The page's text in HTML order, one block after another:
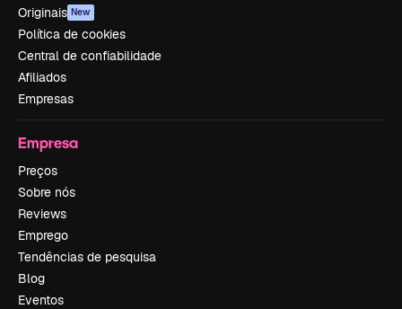
Originais New
Política de cookies
Central de confiabilidade
Afiliados
Empresas
Empresa
Preços
Sobre nós
Reviews
Emprego
Tendências de pesquisa
Blog
Eventos